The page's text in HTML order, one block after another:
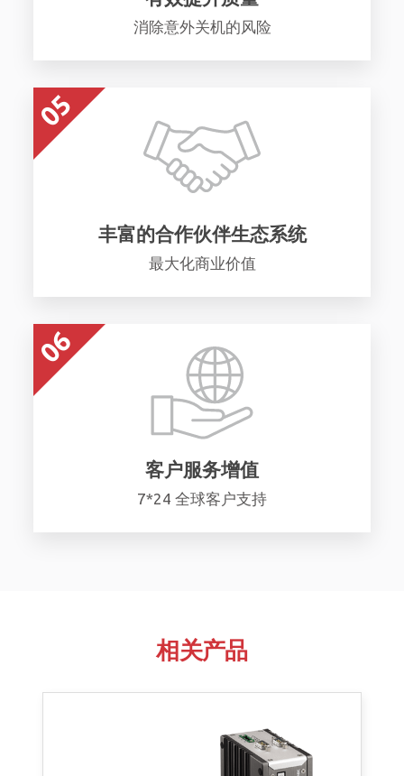
消除意外关机的风险
丰富的合作伙伴生态系统
最大化商业价值
客户服务增值
7*24 全球客户支持
相关产品